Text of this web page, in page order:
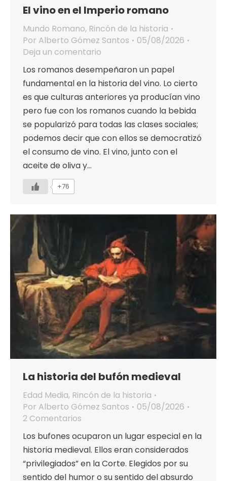
El vino en el Imperio romano
Mundo Romano, Rincón de la historia
Por Alberto Gómez Santos
05/08/2026
Deja un comentario
Los romanos desempeñaron un papel
fundamental en la historia del vino. Lo cierto
es que culturas anteriores ya producían vino
pero fue con los romanos cuando la bebida
se popularizó para todas las clases sociales;
podemos decir que con ellos se democratizó
el consumo de vino. El vino, junto con el
aceite de oliva y…
+76
La historia del bufón medieval
Edad Media, Rincón de la historia
Por Alberto Gómez Santos
05/08/2026
2 Comentarios
Los bufones ocuparon un lugar especial en la
historia medieval. Ellos eran considerados
“privilegiados” en la Corte. Elegidos por su
sentido del humor o su sentido del absurdo